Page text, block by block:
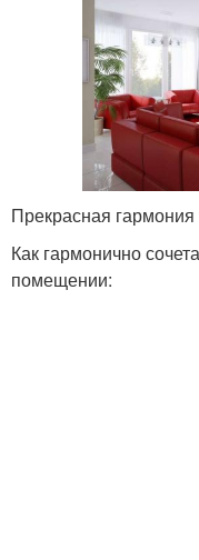
Прекрасная гармония
Как гармонично
помещении: